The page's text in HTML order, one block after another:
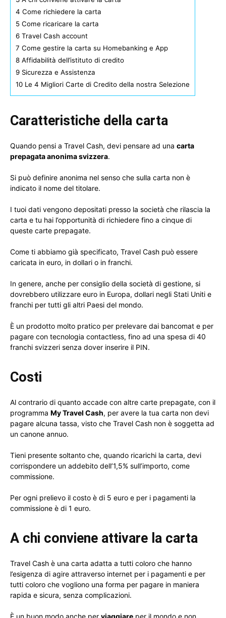
4 Come richiedere la carta
5 Come ricaricare la carta
6 Travel Cash account
7 Come gestire la carta su Homebanking e App
8 Affidabilità dell’istituto di credito
9 Sicurezza e Assistenza
10 Le 4 Migliori Carte di Credito della nostra Selezione
Caratteristiche della carta
Quando pensi a Travel Cash, devi pensare ad una carta
prepagata anonima svizzera.
Si può definire anonima nel senso che sulla carta non è
indicato il nome del titolare.
I tuoi dati vengono depositati presso la società che rilascia la
carta e tu hai l’opportunità di richiedere fino a cinque di
queste carte prepagate.
Come ti abbiamo già specificato, Travel Cash può essere
caricata in euro, in dollari o in franchi.
In genere, anche per consiglio della società di gestione, si
dovrebbero utilizzare euro in Europa, dollari negli Stati Uniti e
franchi per tutti gli altri Paesi del mondo.
È un prodotto molto pratico per prelevare dai bancomat e per
pagare con tecnologia contactless, fino ad una spesa di 40
franchi svizzeri senza dover inserire il PIN.
Costi
Al contrario di quanto accade con altre carte prepagate, con il
programma My Travel Cash, per avere la tua carta non devi
pagare alcuna tassa, visto che Travel Cash non è soggetta ad
un canone annuo.
Tieni presente soltanto che, quando ricarichi la carta, devi
corrispondere un addebito dell’1,5% sull’importo, come
commissione.
Per ogni prelievo il costo è di 5 euro e per i pagamenti la
commissione è di 1 euro.
A chi conviene attivare la carta
Travel Cash è una carta adatta a tutti coloro che hanno
l’esigenza di agire attraverso internet per i pagamenti e per
tutti coloro che vogliono una forma per pagare in maniera
rapida e sicura, senza complicazioni.
È un buon modo anche per viaggiare per il mondo e non